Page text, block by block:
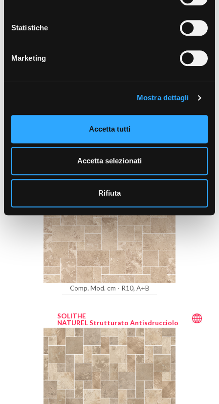
Statistiche
Marketing
Mostra dettagli
Accetta tutti
Accetta selezionati
Rifiuta
CLAIR
Comp. Mod. cm - R10, A+B
SOLITHE
NATUREL Strutturato Antisdrucciolo